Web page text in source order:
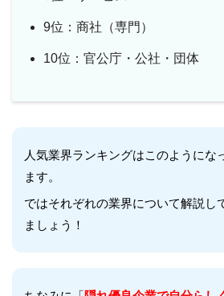
9位：商社（専門）
10位：官公庁・公社・団体
人気業界ランキングはこのようにな
ます。
ではそれぞれの業界について解説し
ましょう！